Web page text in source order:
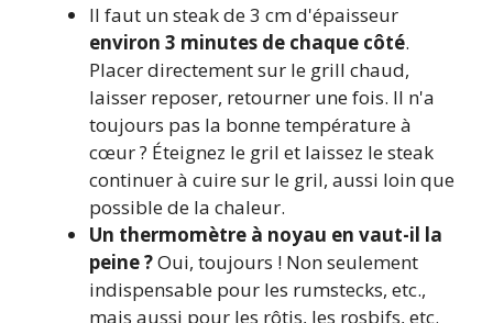
Il faut un steak de 3 cm d'épaisseur
environ 3 minutes de chaque côté.
Placer directement sur le grill chaud,
laisser reposer, retourner une fois. Il n'a
toujours pas la bonne température à
cœur ? Éteignez le gril et laissez le steak
continuer à cuire sur le gril, aussi loin que
possible de la chaleur.
Un thermomètre à noyau en vaut-il la
peine ?Oui, toujours ! Non seulement
indispensable pour les rumstecks, etc.,
mais aussi pour les rôtis, les rosbifs, etc.